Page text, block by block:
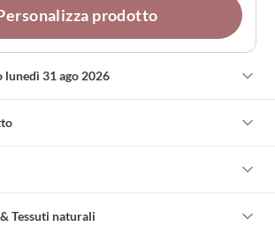
prodotto
lunedì 31 ago 2026
Tessuti naturali